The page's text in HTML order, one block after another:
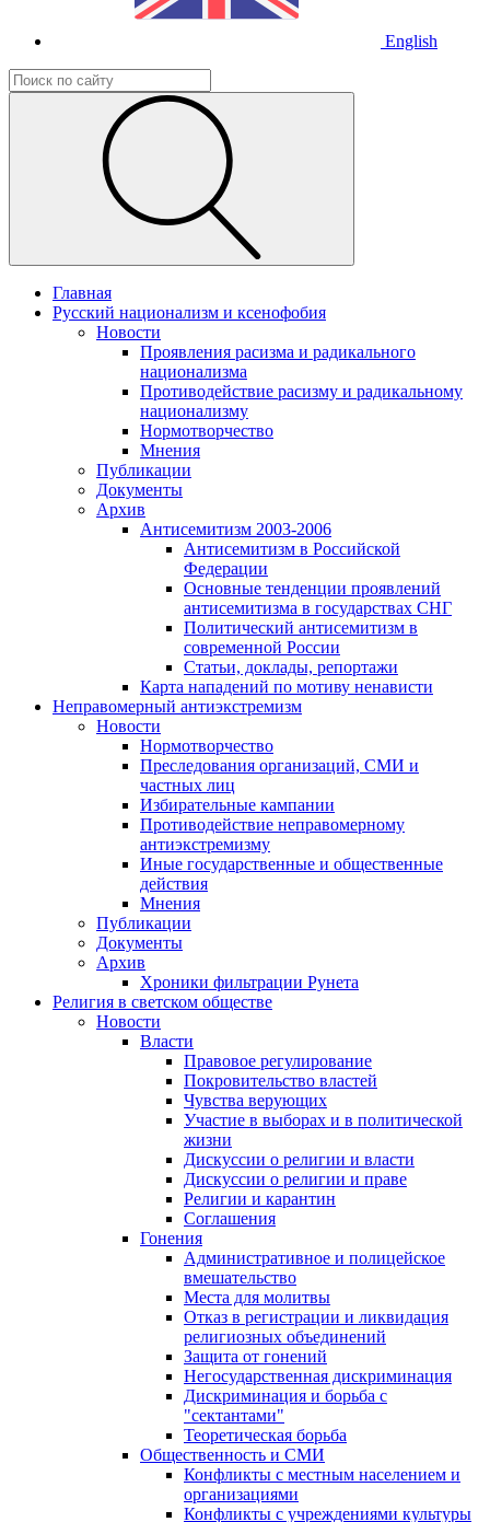
English
Главная
Русский национализм и ксенофобия
Новости
Проявления расизма и радикального
национализма
Противодействие расизму и радикальному
национализму
Нормотворчество
Мнения
Публикации
Документы
Архив
Антисемитизм 2003-2006
Антисемитизм в Российской
Федерации
Основные тенденции проявлений
антисемитизма в государствах СНГ
Политический антисемитизм в
современной России
Статьи, доклады, репортажи
Карта нападений по мотиву ненависти
Неправомерный антиэкстремизм
Новости
Нормотворчество
Преследования организаций, СМИ и
частных лиц
Избирательные кампании
Противодействие неправомерному
антиэкстремизму
Иные государственные и общественные
действия
Мнения
Публикации
Документы
Архив
Хроники фильтрации Рунета
Религия в светском обществе
Новости
Власти
Правовое регулирование
Покровительство властей
Чувства верующих
Участие в выборах и в политической
жизни
Дискуссии о религии и власти
Дискуссии о религии и праве
Религии и карантин
Соглашения
Гонения
Административное и полицейское
вмешательство
Места для молитвы
Отказ в регистрации и ликвидация
религиозных объединений
Защита от гонений
Негосударственная дискриминация
Дискриминация и борьба с
"сектантами"
Теоретическая борьба
Общественность и СМИ
Конфликты с местным населением и
организациями
Конфликты с учреждениями культуры